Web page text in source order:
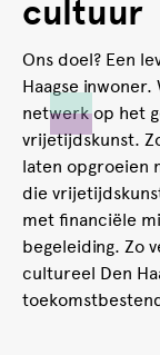
cultuur
Ons doel? Een
Haagse
netwerk op het
vrijetijdskunst.
laten opgroeien
die
met financiële
begeleiding. Zo
cultureel Den